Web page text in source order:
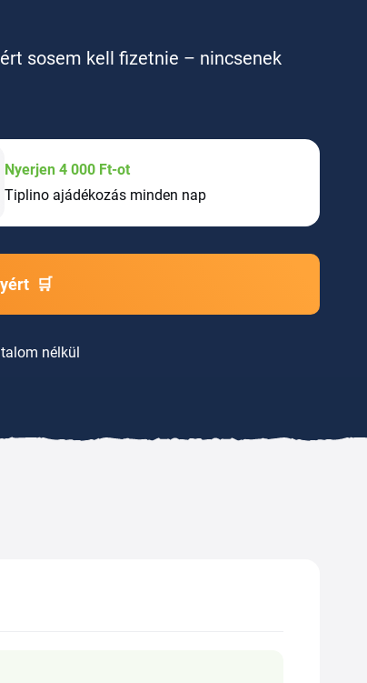
sosem kell fizetnie – nincsenek
Nyerjen 4 000 Ft-ot
Tiplino ajádékozás minden nap
🛒
nélkül